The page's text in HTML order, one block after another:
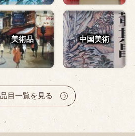
美術品 中国美術
目一覧を見る